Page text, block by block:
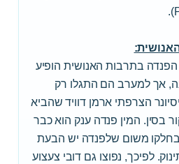
הפנדה בתרבות האנושית הופיע
כבר לפני 3,000 שנה, אך למערב הם התגלו רק
המיסיונר הצרפתי ארמן דוויד שהביא
בסין. המין פנדה ענק הוא כבר
משום שלפנדה יש הבעת
לפיכך, נפוצו גם דובי צעצוע